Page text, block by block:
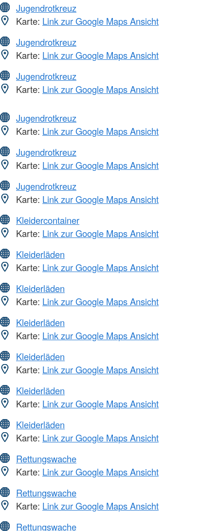
Jugendrotkreuz
Karte: Link zur Google Maps Ansicht
Jugendrotkreuz
Karte: Link zur Google Maps Ansicht
Jugendrotkreuz
Karte: Link zur Google Maps Ansicht
Jugendrotkreuz
Karte: Link zur Google Maps Ansicht
Jugendrotkreuz
Karte: Link zur Google Maps Ansicht
Jugendrotkreuz
Karte: Link zur Google Maps Ansicht
Kleidercontainer
Karte: Link zur Google Maps Ansicht
Kleiderläden
Karte: Link zur Google Maps Ansicht
Kleiderläden
Karte: Link zur Google Maps Ansicht
Kleiderläden
Karte: Link zur Google Maps Ansicht
Kleiderläden
Karte: Link zur Google Maps Ansicht
Kleiderläden
Karte: Link zur Google Maps Ansicht
Kleiderläden
Karte: Link zur Google Maps Ansicht
Rettungswache
Karte: Link zur Google Maps Ansicht
Rettungswache
Karte: Link zur Google Maps Ansicht
Rettungswache